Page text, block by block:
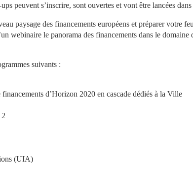
peuvent s’inscrire, sont ouvertes et vont être lancées
paysage des financements européens et préparer votre
webinaire le panorama des financements dans le
suivants :
financements d’Horizon 2020 en cascade dédiés à la Ville
(UIA)